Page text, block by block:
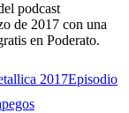
podcast
de 2017 con una
en Poderato.
2017Episodio